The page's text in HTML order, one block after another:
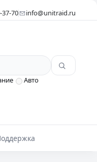
37-70 info@unitraid.ru
Авто